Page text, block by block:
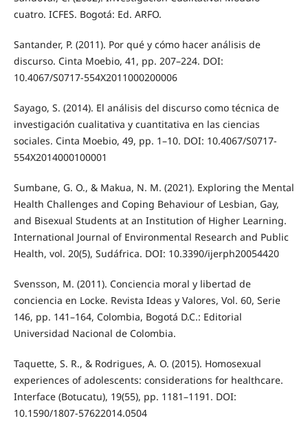
cuatro. ICFES. Bogotá: Ed. ARFO.
Santander, P. (2011). Por qué y cómo hacer análisis de
discurso. Cinta Moebio, 41, pp. 207–224. DOI:
10.4067/S0717-554X2011000200006
Sayago, S. (2014). El análisis del discurso como técnica de
investigación cualitativa y cuantitativa en las ciencias
sociales. Cinta Moebio, 49, pp. 1–10. DOI: 10.4067/S0717-
554X2014000100001
Sumbane, G. O., & Makua, N. M. (2021). Exploring the Mental
Health Challenges and Coping Behaviour of Lesbian, Gay,
and Bisexual Students at an Institution of Higher Learning.
International Journal of Environmental Research and Public
Health, vol. 20(5), Sudáfrica. DOI: 10.3390/ijerph20054420
Svensson, M. (2011). Conciencia moral y libertad de
conciencia en Locke. Revista Ideas y Valores, Vol. 60, Serie
146, pp. 141–164, Colombia, Bogotá D.C.: Editorial
Universidad Nacional de Colombia.
Taquette, S. R., & Rodrigues, A. O. (2015). Homosexual
experiences of adolescents: considerations for healthcare.
Interface (Botucatu), 19(55), pp. 1181–1191. DOI:
10.1590/1807-57622014.0504